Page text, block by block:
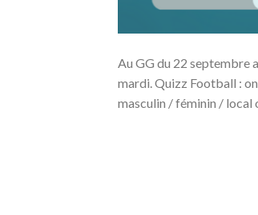
Au GG du 22 septembre
mardi. Quizz Football :
masculin / féminin / local